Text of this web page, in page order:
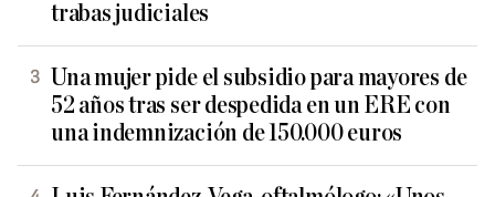
trabas judiciales
Una mujer pide el subsidio para mayores de
52 años tras ser despedida en un ERE con
una indemnización de 150.000 euros